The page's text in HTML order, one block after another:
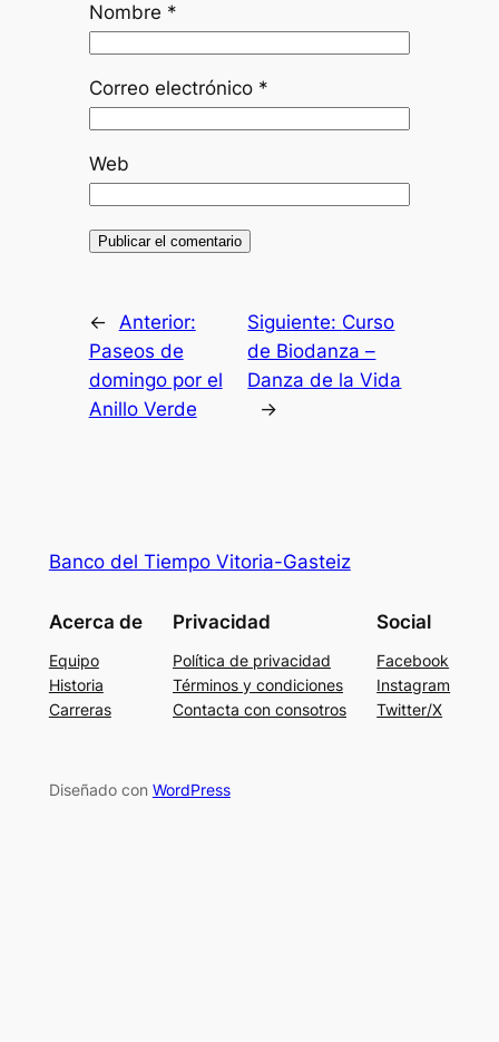
Nombre *
Correo electrónico *
Web
← Anterior:
Paseos de
domingo por el
Anillo Verde
Siguiente: Curso
de Biodanza –
Danza de la Vida
→
Banco del Tiempo Vitoria-Gasteiz
Acerca de
Equipo
Historia
Carreras
Privacidad
Política de privacidad
Términos y condiciones
Contacta con consotros
Social
Facebook
Instagram
Twitter/X
Diseñado con WordPress